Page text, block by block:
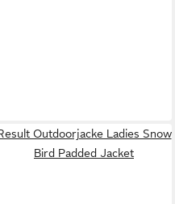
Outdoorjacke Ladies Snow
Bird Padded Jacket